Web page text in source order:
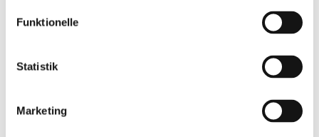
Funktionelle
Statistik
Marketing
Alle registrerede artikler fordelt på udgivelser
...
...